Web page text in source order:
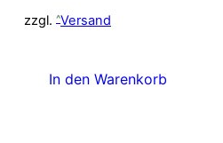
€.zzgl. Versand
In den Warenkorb